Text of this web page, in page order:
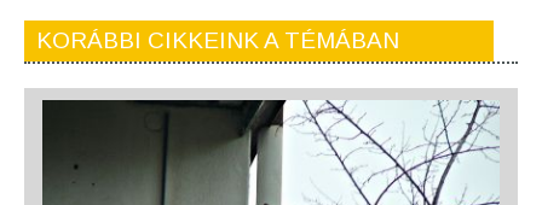
KORÁBBI CIKKEINK A TÉMÁBAN